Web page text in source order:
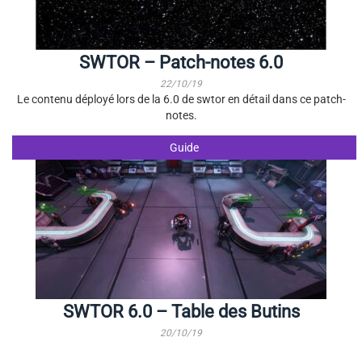
SWTOR – Patch-notes 6.0
22/10/19
Le contenu déployé lors de la 6.0 de swtor en détail dans ce patch-
notes.
Guide
SWTOR 6.0 – Table des Butins
20/10/19